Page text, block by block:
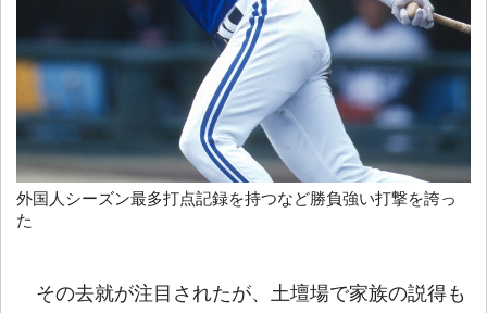
外国人シーズン最多打点記録を持つなど勝負強い打撃を誇っ
た
その去就が注目されたが、土壇場で家族の説得も